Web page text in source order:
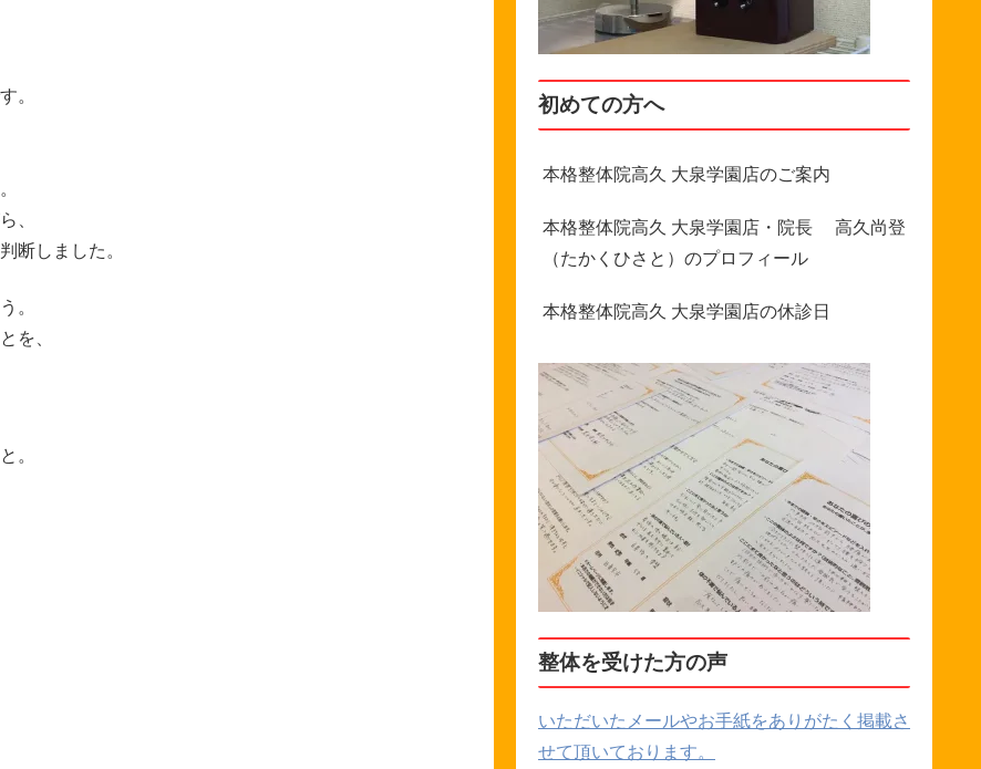
。
、
断しました。
。
を、
。
初めての方へ
本格整体院高久 大泉学園店のご案内
本格整体院高久 大泉学園店・院長 高久尚登
（たかくひさと）のプロフィール
本格整体院高久 大泉学園店の休診日
整体を受けた方の声
いただいたメールやお手紙をありがたく掲載さ
せて頂いております。